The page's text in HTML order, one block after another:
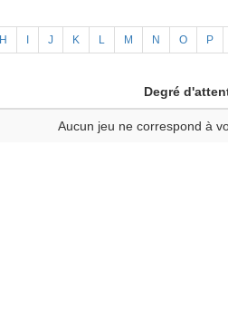
H J K L M N O P
Degré
Aucun jeu ne correspond à